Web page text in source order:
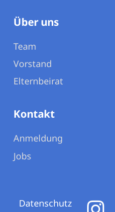
Über uns
Team
Vorstand
Elternbeirat
Kontakt
Anmeldung
Jobs
Datenschutz